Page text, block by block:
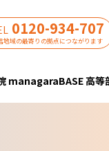
managaraBASE 高等
0120-934-707
地域の最寄りの拠点につながります